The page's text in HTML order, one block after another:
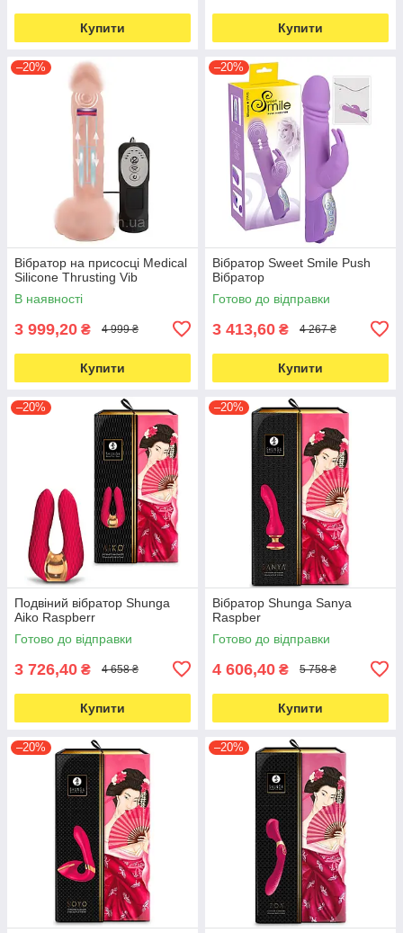
Купити Купити
–20%
Вібратор на присосці Medical
Silicone Thrusting Vib
В наявності
3 999,20 ₴ 4 999 ₴
Купити
–20%
Вібратор Sweet Smile Push
Вібратор
Готово до відправки
3 413,60 ₴ 4 267 ₴
Купити
–20%
Подвіний вібратор Shunga
Aiko Raspberr
Готово до відправки
3 726,40 ₴ 4 658 ₴
Купити
–20%
Вібратор Shunga Sanya
Raspber
Готово до відправки
4 606,40 ₴ 5 758 ₴
Купити
–20% –20%